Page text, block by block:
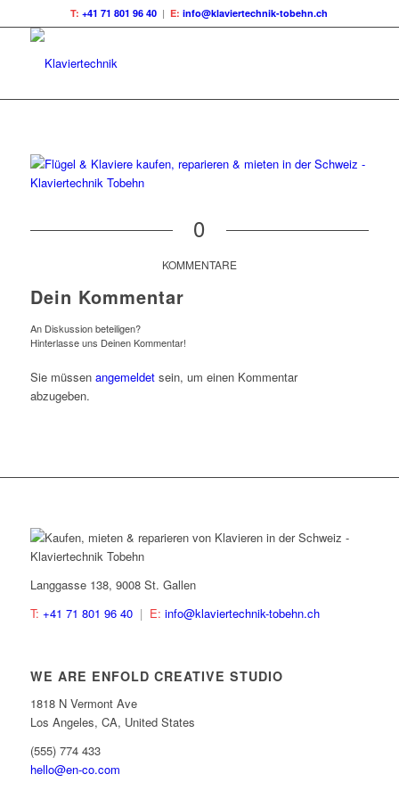
T: +41 71 801 96 40 | E: info@klaviertechnik-tobehn.ch
0
KOMMENTARE
Dein Kommentar
An Diskussion beteiligen?
Hinterlasse uns Deinen Kommentar!
Sie müssen angemeldetsein, um einen Kommentar
abzugeben.
Langgasse 138, 9008 St. Gallen
T: +41 71 801 96 40 | E: info@klaviertechnik-tobehn.ch
WE ARE ENFOLD CREATIVE STUDIO
1818 N Vermont Ave
Los Angeles, CA, United States
(555) 774 433
hello@en-co.com